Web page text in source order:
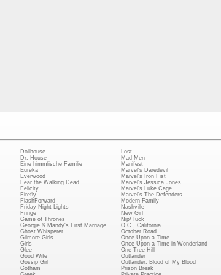
Dollhouse
Dr. House
Eine himmlische Familie
Eureka
Everwood
Fear the Walking Dead
Felicity
Firefly
FlashForward
Friday Night Lights
Fringe
Game of Thrones
Georgie & Mandy's First Marriage
Ghost Whisperer
Gilmore Girls
Girls
Glee
Good Wife
Gossip Girl
Gotham
Lost
Mad Men
Manifest
Marvel's Daredevil
Marvel's Iron Fist
Marvel's Jessica Jones
Marvel's Luke Cage
Marvel's The Defenders
Modern Family
Nashville
New Girl
Nip/Tuck
O.C., California
October Road
Once Upon a Time
Once Upon a Time in Wonderland
One Tree Hill
Outlander
Outlander: Blood of My Blood
Prison Break